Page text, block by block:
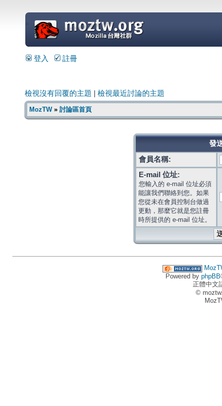
=
登入 註冊
檢視沒有回覆的主題 檢視最近討論的主題
MozTW» 討論區首頁
發
會員名稱:
E-mail 位址:
您輸入的 e-mail 位址必須
能讓我們聯絡到您。如果
您從未在會員控制台做過
更動，那麼它就是您註冊
時所提供的 e-mail 位址。
Powered by phpBB
正體中文
©